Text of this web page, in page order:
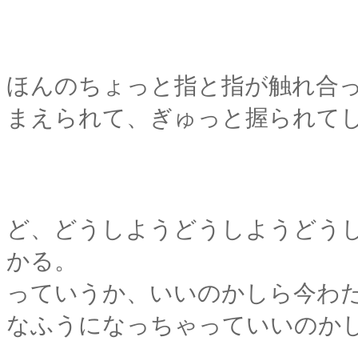
ほんのちょっと指と指が触れ
まえられて、ぎゅっと握られて
ど、どうしようどうしようどう
かる。
っていうか、いいのかしら今わ
なふうになっちゃっていいのか